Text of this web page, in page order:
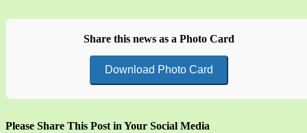
Share this news as a Photo Card
Download Photo Card
Please Share This Post in Your Social Media